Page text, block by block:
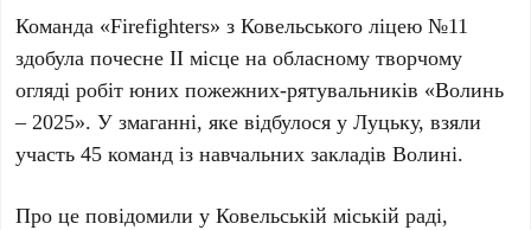
Команда «Firefighters» з Ковельського ліцею №11
здобула почесне ІІ місце на обласному творчому
огляді робіт юних пожежних-рятувальників «Волинь
– 2025». У змаганні, яке відбулося у Луцьку, взяли
участь 45 команд із навчальних закладів Волині.
Про це повідомили у Ковельській міській раді,